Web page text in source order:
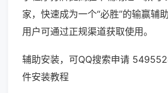
家，快速成为一个“必胜”的输赢辅
用户可通过正规渠道获取使用。
辅助安装，可QQ搜索申请
件安装教程